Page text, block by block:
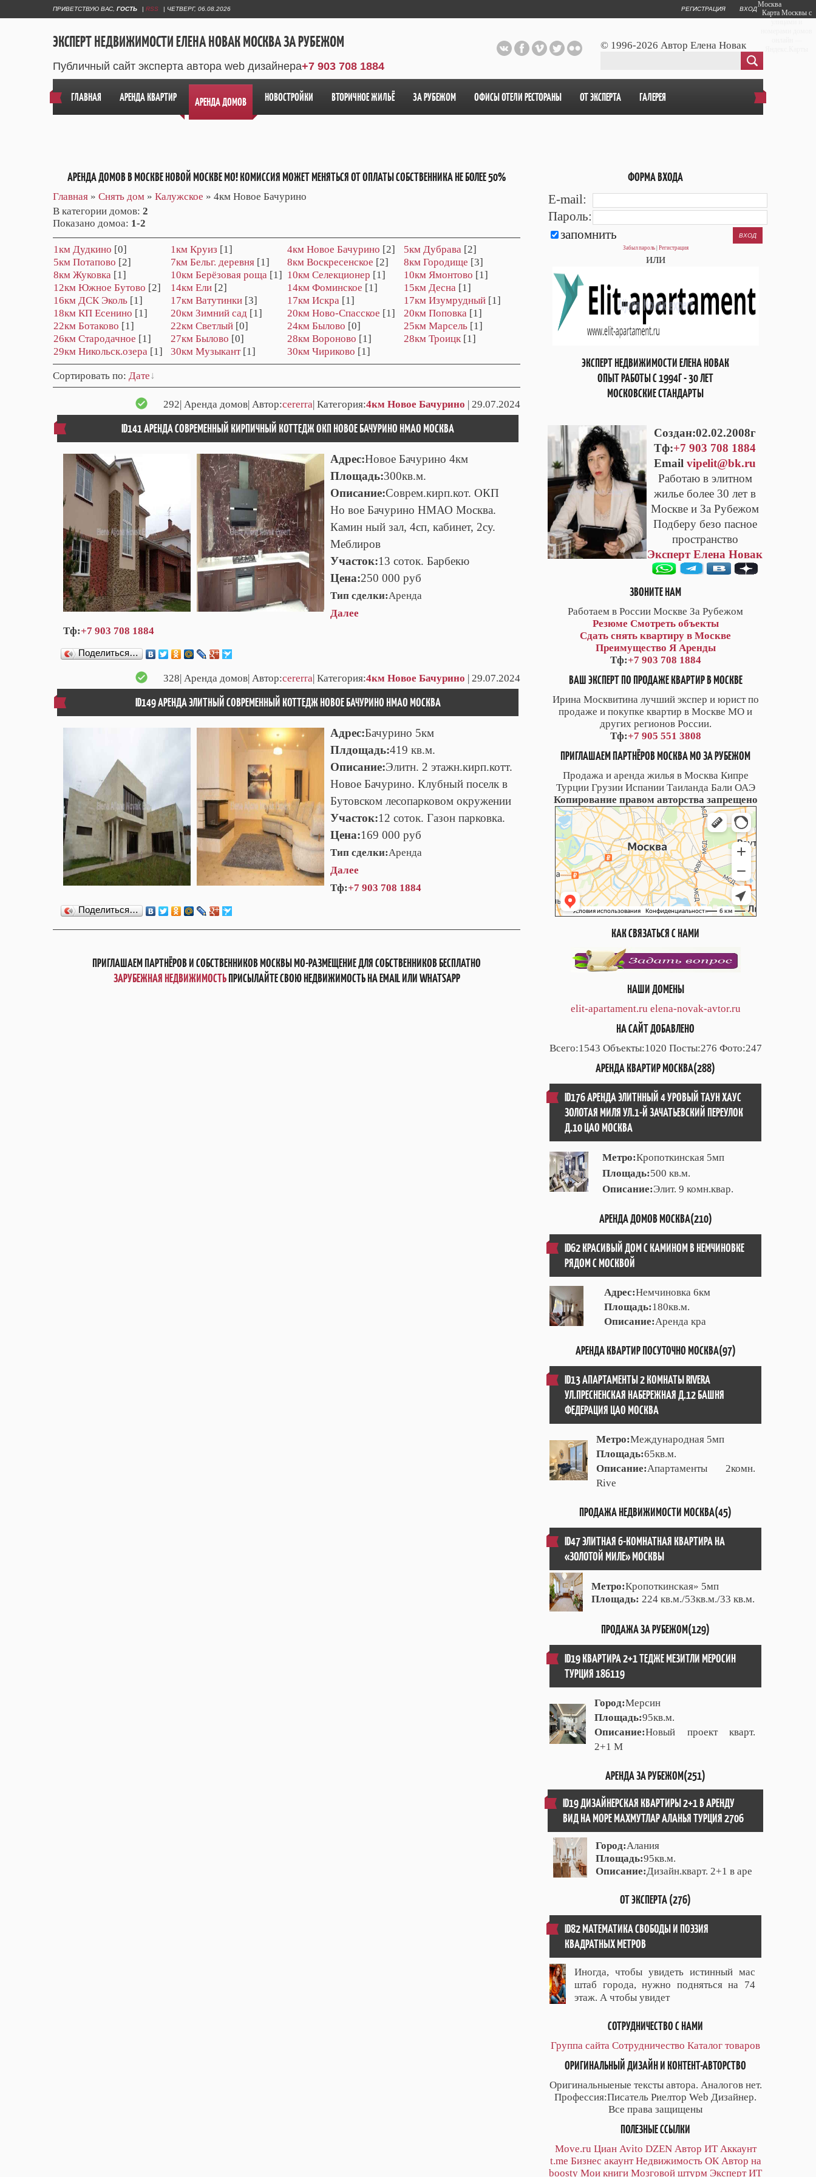
ПРИВЕТСТВУЮ ВАС ГОСТЬ | RSS | ЧЕТВЕРГ, 06.08.2026 РЕГИСТРАЦИЯ ВХОД
ЭКСПЕРТ НЕДВИЖИМОСТИ ЕЛЕНА НОВАК МОСКВА ЗА РУБЕЖОМ
Публичный сайт эксперта автора web дизайнера+7 903 708 1884
© 1996-2026 Автор Елена Новак
ГЛАВНАЯ АРЕНДА КВАРТИР АРЕНДА ДОМОВ НОВОСТРОЙКИ ВТОРИЧНОЕ ЖИЛЬЁ ЗА РУБЕЖОМ ОФИСЫ ОТЕЛИ РЕСТОРАНЫ ОТ ЭКСПЕРТА ГАЛЕРЕЯ
АРЕНДА ДОМОВ В МОСКВЕ НОВОЙ МОСКВЕ МО! КОМИССИЯ МОЖЕТ МЕНЯТЬСЯ ОТ ОПЛАТЫ СОБСТВЕННИКА НЕ БОЛЕЕ 50%
Главная » Снять дом » Калужское » 4км Новое Бачурино
В категории домов: 2
Показано домоа: 1-2
1км Дудкино [0] 1км Круиз [1] 4км Новое Бачурино [2] 5км Дубрава [2]
5км Потапово [2] 7км Бельг. деревня [1] 8км Воскресенское [2] 8км Городище [3]
8км Жуковка [1] 10км Берёзовая роща [1] 10км Селекционер [1] 10км Ямонтово [1]
12км Южное Бутово [2] 14км Ели [2] 14км Фоминское [1] 15км Десна [1]
16км ДСК Эколь [1] 17км Ватутинки [3] 17км Искра [1] 17км Изумрудный [1]
18км КП Есенино [1] 20км Зимний сад [1] 20км Hовo-Спасское [1] 20км Поповка [1]
22км Ботаково [1] 22км Светлый [0] 24км Былово [0] 25км Марсель [1]
26км Стародачное [1] 27км Былово [0] 28км Вороново [1] 28км Троицк [1]
29км Никольск.озера [1] 30км Музыкант [1] 30км Чириково [1]
Сортировать по: Дате
292| Аренда домов| Автор:cererra| Категория:4км Новое Бачурино | 29.07.2024
ID141 АРЕНДА СОВРЕМЕННЫЙ КИРПИЧНЫЙ КОТТЕДЖ ОКП НОВОЕ БАЧУРИНО НМАО МОСКВА
Адрес:Новое Бачурино 4км
Площадь:300кв.м.
Описание:Соврем.кирп.кот. ОКП
Но вое Бачурино НМАО Москва.
Камин ный зал, 4сп, кабинет, 2су.
Меблиров
Участок:13 соток. Барбекю
Цена:250 000 руб
Тип сделки:Аренда
Далее
Тф:+7 903 708 1884
Поделиться…
328| Аренда домов| Автор:cererra| Категория:4км Новое Бачурино | 29.07.2024
ID149 АРЕНДА ЭЛИТНЫЙ СОВРЕМЕННЫЙ КОТТЕДЖ НОВОЕ БАЧУРИНО НМАО МОСКВА
Адрес:Бачурино 5км
Плдощадь:419 кв.м.
Описание:Элитн. 2 этажн.кирп.котт.
Новое Бачурино. Клубный поселк в
Бутовском лесопарковом окружении
Участок:12 соток. Газон парковка.
Цена:169 000 руб
Тип сделки:Аренда
Далее
Тф:+7 903 708 1884
Поделиться…
ПРИГЛАШАЕМ ПАРТНЁРОВ И СОБСТВЕННИКОВ МОСКВЫ МО-РАЗМЕЩЕНИЕ ДЛЯ СОБСТВЕННИКОВ БЕСПЛАТНО
ЗАРУБЕЖНАЯ НЕДВИЖИМОСТЬПРИСЫЛАЙТЕ СВОЮ НЕДВИЖИМОСТЬ НА EMAIL ИЛИ WHATSAPP
ФОРМА ВХОДА
E-mail:
Пароль:
запомнить
Забыл пароль| Регистрация
или
ЭКСПЕРТ НЕДВИЖИМОСТИ ЕЛЕНА НОВАК
ОПЫТ РАБОТЫ С 1994Г - 30 ЛЕТ
МОСКОВСКИЕ СТАНДАРТЫ
Cоздан:02.02.2008г
Тф:+7 903 708 1884
Emailvipelit@bk.ru
Работаю в элитном
жилье более 30 лет в
Москве и За Рубежом
Подберу безо пасное
пространство
Эксперт Елена Новак
ЗВОНИТЕ НАМ
Работаем в России Москве За Рубежом
Резюме Смотреть объекты
Сдать снять квартиру в Москве
Преимущество Я Аренды
Тф:+7 903 708 1884
ВАШ ЭКСПЕРТ ПО ПРОДАЖЕ КВАРТИР В МОСКВЕ
Ирина Москвитина лучший экспер и юрист по
продаже и покупке квартир в Москве МО и
других регионов России.
Тф:+7 905 551 3808
ПРИГЛАШАЕМ ПАРТНЁРОВ МОСКВА МО ЗА РУБЕЖОМ
Продажа и аренда жилья в Москва Кипре
Турции Грузии Испании Таиланда Бали ОАЭ
Копирование правом авторства запрещено
Москва
Карта Москвы с
КАК СВЯЗАТЬСЯ С НАМИ
НАШИ ДОМЕНЫ
elit-apartament.ru elena-novak-avtor.ru
НА САЙТ ДОБАВЛЕНО
Всего:1543 Объекты:1020 Посты:276 Фото:247
АРЕНДА КВАРТИР МОСКВА(288)
ID176 АРЕНДА ЭЛИТННЫЙ 4 УРОВЫЙ ТАУН ХАУС
ЗОЛОТАЯ МИЛЯ УЛ.1-Й ЗАЧАТЬЕВСКИЙ ПЕРЕУЛОК
Д.10 ЦАО МОСКВА
Метро:Кропоткинская 5мп
Площадь:500 кв.м.
Описание:Элит. 9 комн.квар.
АРЕНДА ДОМОВ МОСКВА(210)
ID62 КРАСИВЫЙ ДОМ С КАМИНОМ В НЕМЧИНОВКЕ
РЯДОМ С МОСКВОЙ
Адрес:Немчиновка 6км
Площадь:180кв.м.
Описание:Аренда кра
АРЕНДА КВАРТИР ПОСУТОЧНО МОСКВА(97)
ID13 АПАРТАМЕНТЫ 2 КОМНАТЫ RIVERA
УЛ.ПРЕСНЕНСКАЯ НАБЕРЕЖНАЯ Д.12 БАШНЯ
ФЕДЕРАЦИЯ ЦАО МОСКВА
Метро:Международная 5мп
Площадь:65кв.м.
Описание:Апартаменты 2комн.
Rive
ПРОДАЖА НЕДВИЖИМОСТИ МОСКВА(45)
ID47 ЭЛИТНАЯ 6-КОМНАТНАЯ КВАРТИРА НА
«ЗОЛОТОЙ МИЛЕ» МОСКВЫ
Метро:Кропоткинская» 5мп
Площадь: 224 кв.м./53кв.м./33 кв.м.
ПРОДАЖА ЗА РУБЕЖОМ(129)
ID19 КВАРТИРА 2+1 ТЕДЖЕ МЕЗИТЛИ МЕРОСИН
ТУРЦИЯ 186119
Город:Мерсин
Площадь:95кв.м.
Описание:Новый проект кварт.
2+1 М
АРЕНДА ЗА РУБЕЖОМ(251)
ID19 ДИЗАЙНЕРСКАЯ КВАРТИРЫ 2+1 В АРЕНДУ
ВИД НА МОРЕ МАХМУТЛАР АЛАНЬЯ ТУРЦИЯ 2706
Город:Алания
Площадь:95кв.м.
Описание:Дизайн.кварт. 2+1 в аре
ОТ ЭКСПЕРТА (276)
ID82 МАТЕМАТИКА СВОБОДЫ И ПОЭЗИЯ
КВАДРАТНЫХ МЕТРОВ
Иногда, чтобы увидеть истинный мас
штаб города, нужно подняться на 74
этаж. А чтобы увидет
СОТРУДНИЧЕСТВО С НАМИ
Группа сайта Сотрудничество Каталог товаров
ОРИГИНАЛЬНЫЙ ДИЗАЙН И КОНТЕНТ-АВТОРСТВО
Оригинальныеные тексты автора. Аналогов нет.
Профессия:Писатель Риелтор Web Дизайнер.
Все права защищены
ПОЛЕЗНЫЕ ССЫЛКИ
Move.ru Циан Avito DZEN Автор ИТ Аккаунт
t.me Бизнес акаунт Недвижимость ОК Автор на
boosty Мои книги Мозговой штурм Эксперт ИТ